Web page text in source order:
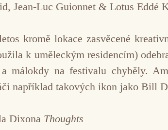
Jean-Luc Guionnet & Lotus Eddé
kromě lokace zasvěcené
k uměleckým residencím)
málokdy na festivalu chyběly.
například takových ikon jako Bill
Dixona Thoughts